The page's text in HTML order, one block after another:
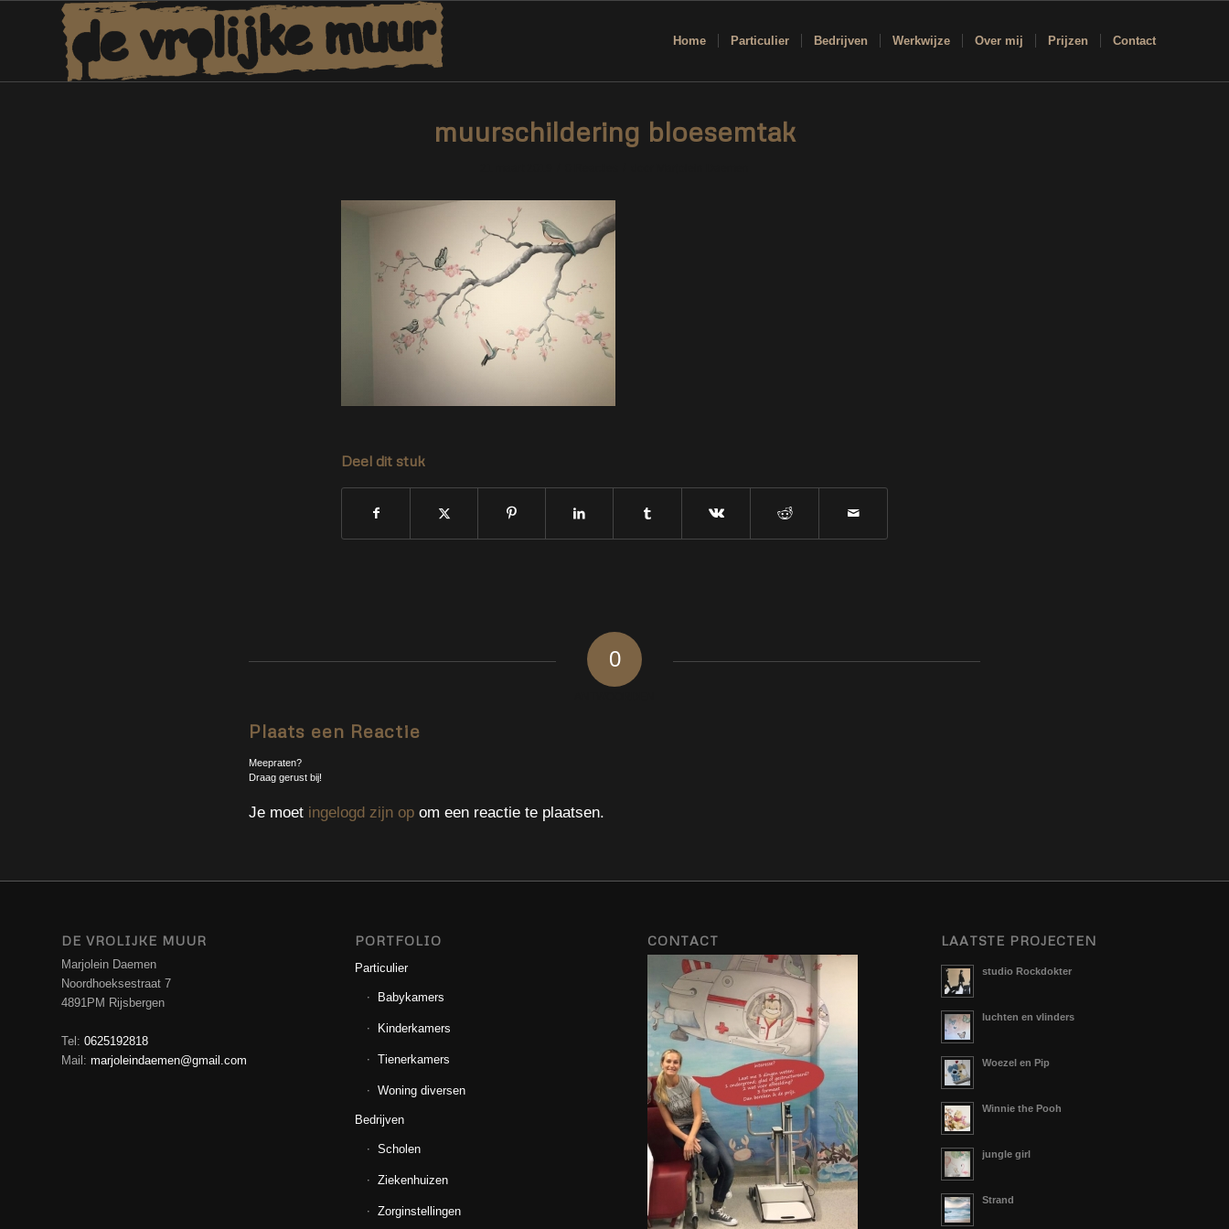
Home Particulier Bedrijven Werkwijze Over mij Prijzen Contact
muurschildering bloesemtak
Deel dit stuk
0
Plaats een Reactie
Meepraten?
Draag gerust bij!
Je moet ingelogd zijn op om een reactie te plaatsen.
DE VROLIJKE MUUR
Marjolein Daemen
Noordhoeksestraat 7
4891PM Rijsbergen
Tel: 0625192818
Mail: marjoleindaemen@gmail.com
PORTFOLIO
Particulier
Babykamers
Kinderkamers
Tienerkamers
Woning diversen
Bedrijven
Scholen
Ziekenhuizen
Zorginstellingen
CONTACT LAATSTE PROJECTEN
studio Rockdokter
luchten en vlinders
Woezel en Pip
Winnie the Pooh
jungle girl
Strand